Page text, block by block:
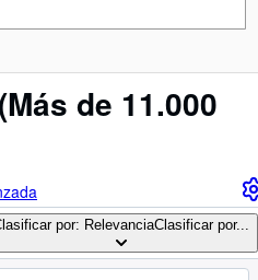
(Más de 11.000
por: RelevanciaClasificar por...